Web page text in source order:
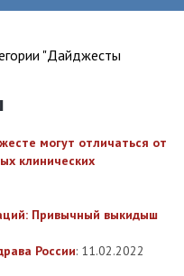
"Дайджесты
могут отличаться от
клинических
Привычный выкидыш
России: 11.02.2022